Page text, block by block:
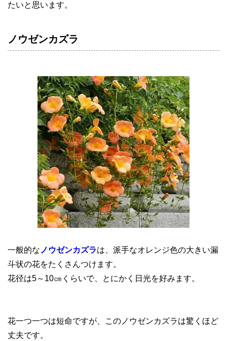
たいと思います。
ノウゼンカズラ
一般的な ノウゼンカズラは、派手なオレンジ色の大きい漏
斗状の花をたくさんつけます。
花径は5～10㎝くらいで、とにかく日光を好みます。
花一つ一つは短命ですが、このノウゼンカズラは驚くほど
丈夫です。